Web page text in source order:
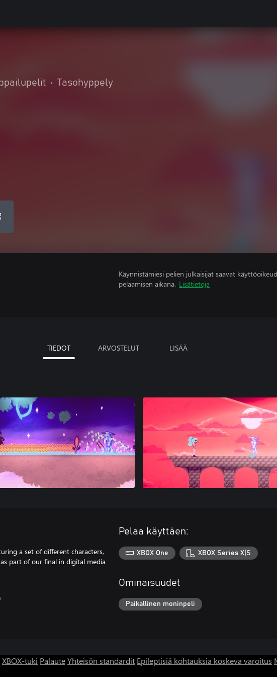
• Tasohyppely
Käynnistämiesi pelien julkaisijat saavat
pelaamisen aikana. Lisätietoja
TIEDOT ARVOSTELUT LISÄÄ
a set of different characters,
part of our final in digital media
Pelaa käyttäen:
XBOX One XBOX Series X|S
Ominaisuudet
Paikallinen moninpeli
XBOX-tuki PalauteYhteisön standardit Epileptisiä kohtauksia koskeva varoitus